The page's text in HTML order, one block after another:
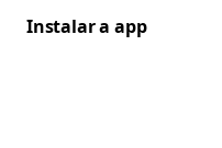
Instalar a app